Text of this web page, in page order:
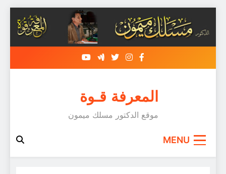
content
المعرفة قـوة
موقع الدكتور مسلك ميمون
MENU